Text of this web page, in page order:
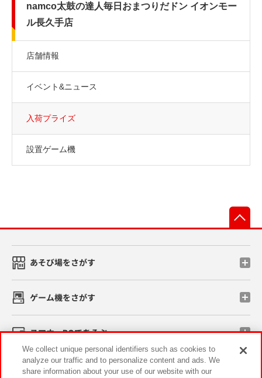
namco太鼓の達人毎日おまつりだドン イオンモー
ル長久手店
店舗情報
イベント&ニュース
入荷プライズ
設置ゲーム機
あそび場をさがす
ゲーム機をさがす
スマホ・PCであそぶ
イベント・キャンペーン
We collect unique personal identifiers such as cookies to
analyze our traffic and to personalize content and ads. We
share information about your use of our website with our